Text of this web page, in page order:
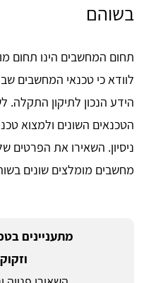
בשוהם
תחום המחשבים הינו תחום
לוודא כי טכנאי המחשבים
הידע הנכון לתיקון התקלה.
הטכנאים השונים ולמצוא
מחשבים מומלצים שונים
מתעניינים